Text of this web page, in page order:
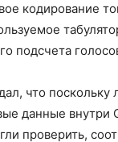
кодирование
подсчета
что поскольку
данные внутри
проверить,